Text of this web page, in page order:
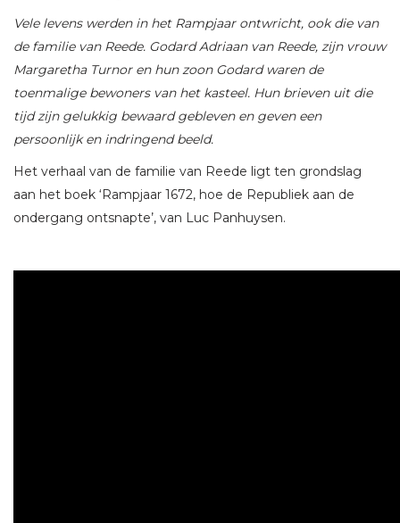
Vele levens werden in het Rampjaar ontwricht, ook die van
de familie van Reede. Godard Adriaan van Reede, zijn vrouw
Margaretha Turnor en hun zoon Godard waren de
toenmalige bewoners van het kasteel. Hun brieven uit die
tijd zijn gelukkig bewaard gebleven en geven een
persoonlijk en indringend beeld.
Het verhaal van de familie van Reede ligt ten grondslag
aan het boek ‘Rampjaar 1672, hoe de Republiek aan de
ondergang ontsnapte’, van Luc Panhuysen.